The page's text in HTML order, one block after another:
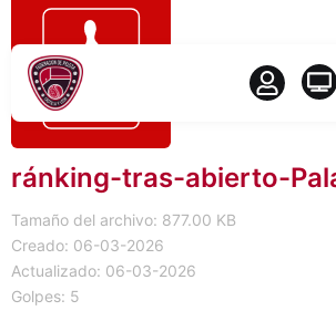
ránking-tras-abierto-
Tamaño del archivo: 877.00 KB
Creado: 06-03-2026
Actualizado: 06-03-2026
Golpes: 5